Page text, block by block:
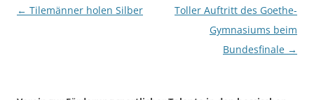
Beitragsnavigation
← Tilemänner holen Silber
Toller Auftritt des Goethe-
Gymnasiums beim
Bundesfinale →